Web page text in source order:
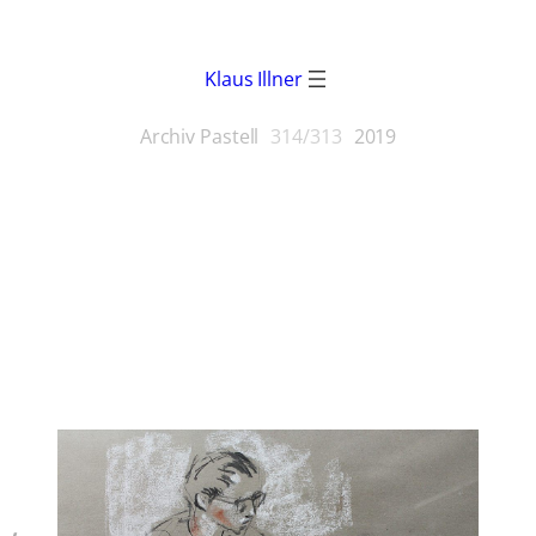
Klaus Illner
Archiv Pastell 314/313 2019